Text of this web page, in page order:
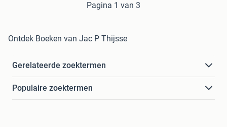
Pagina 1 van 3
Ontdek Boeken van Jac P Thijsse
Gerelateerde zoektermen
Populaire zoektermen